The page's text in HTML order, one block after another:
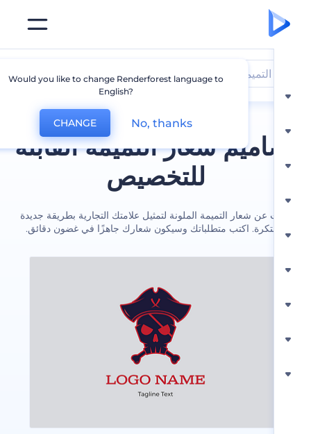
شعار التميمة القابلة
للتخصيص
عن شعار التميمة الملونة لتمثيل علامتك التجارية بطريقة جديدة
اكتب متطلباتك وسيكون شعارك جاهزًا في غضون دقائق.
Would you like to change Renderforest language to
CHANGE No, thanks